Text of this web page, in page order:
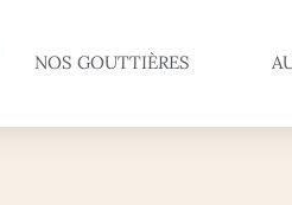
NOS GOUTTIÈRES